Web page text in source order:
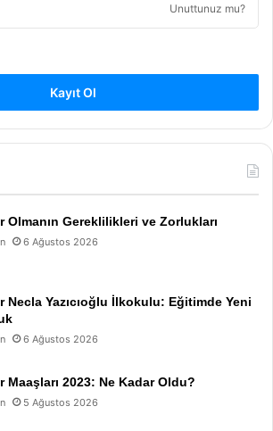
Unuttunuz mu?
Kayıt Ol
Olmanın Gereklilikleri ve Zorlukları
6 Ağustos 2026
Necla Yazıcıoğlu İlkokulu: Eğitimde Yeni
6 Ağustos 2026
Maaşları 2023: Ne Kadar Oldu?
5 Ağustos 2026